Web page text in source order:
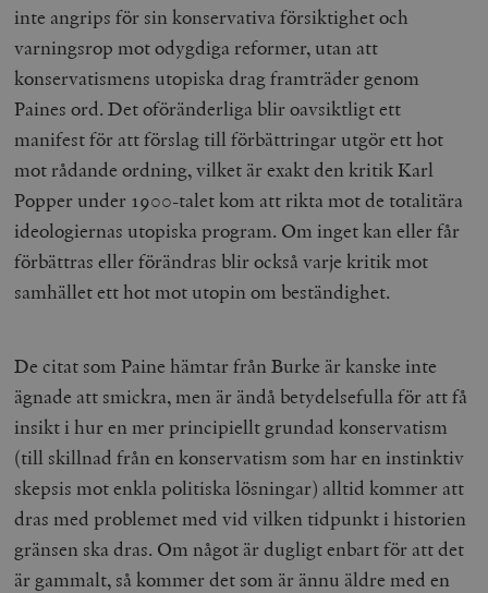
inte angrips för sin konservativa försiktighet och
varningsrop mot odygdiga reformer, utan att
konservatismens utopiska drag framträder genom
Paines ord. Det oföränderliga blir oavsiktligt ett
manifest för att förslag till förbättringar utgör ett hot
mot rådande ordning, vilket är exakt den kritik Karl
Popper under 1900-talet kom att rikta mot de totalitära
ideologiernas utopiska program. Om inget kan eller får
förbättras eller förändras blir också varje kritik mot
samhället ett hot mot utopin om beständighet.
De citat som Paine hämtar från Burke är kanske inte
ägnade att smickra, men är ändå betydelsefulla för att få
insikt i hur en mer principiellt grundad konservatism
(till skillnad från en konservatism som har en instinktiv
skepsis mot enkla politiska lösningar) alltid kommer att
dras med problemet med vid vilken tidpunkt i historien
gränsen ska dras. Om något är dugligt enbart för att det
är gammalt, så kommer det som är ännu äldre med en